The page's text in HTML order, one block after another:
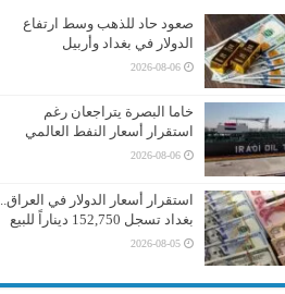
صعود حاد للذهب وسط ارتفاع
الدولار في بغداد وأربيل
2026-08-06
خاما البصرة يتراجعان رغم
استقرار أسعار النفط العالمي
2026-08-06
استقرار أسعار الدولار في العراق..
بغداد تسجل 152,750 ديناراً للبيع
2026-08-05